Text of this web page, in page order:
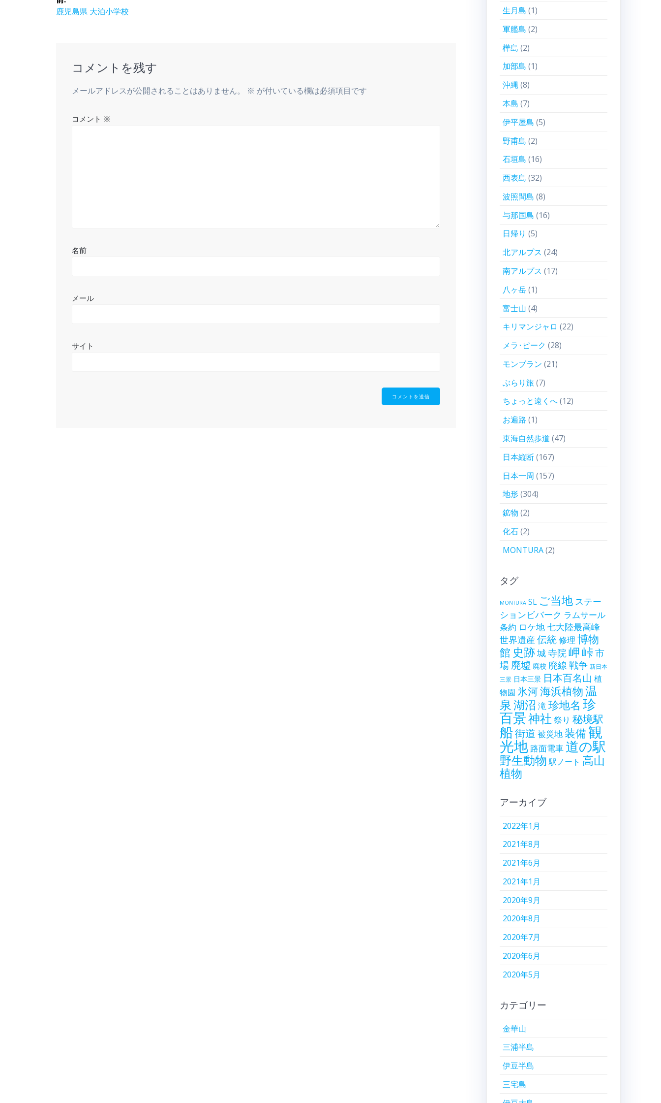
稿前
鹿児島県 大泊小学校
コメントを残す
メールアドレスが公開されることはありません。 ※ が付いている欄は必須項目です
コメント ※
名前
メール
サイト
生月島 (1)
軍艦島 (2)
樺島 (2)
加部島 (1)
沖縄(8)
本島 (7)
伊平屋島 (5)
野甫島 (2)
石垣島 (16)
西表島 (32)
波照間島 (8)
与那国島 (16)
日帰り (5)
北アルプス (24)
南アルプス (17)
八ヶ岳(1)
富士山 (4)
キリマンジャロ (22)
メラ･ピーク (28)
モンブラン (21)
ぶらり旅 (7)
ちょっと遠くへ(12)
お遍路 (1)
東海自然歩道 (47)
日本縦断(167)
日本一周 (157)
地形(304)
鉱物 (2)
化石(2)
MONTURA(2)
タグ
MONTURA SL ご当地 ステー
ションビバーク ラムサール
条約 ロケ地七大陸最高峰
世界遺産 伝統修理 博物
館 史跡城寺院岬峠市
場 廃墟 廃校 廃線戦争 新日本
三景 日本三景 日本百名山 植
物園 氷河海浜植物温
泉湖沼 滝珍地名 珍
百景神社 祭り 秘境駅
船街道 被災地装備観
光地 路面電車道の駅
野生動物 駅ノート 高山
植物
アーカイブ
2022年1月
2021年8月
2021年6月
2021年1月
2020年9月
2020年8月
2020年7月
2020年6月
2020年5月
カテゴリー
金華山
三浦半島
伊豆半島
三宅島